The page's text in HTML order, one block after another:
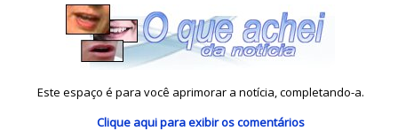
Este espaço é para você aprimorar a notícia, completando-a.
Clique aquipara exibir os comentários